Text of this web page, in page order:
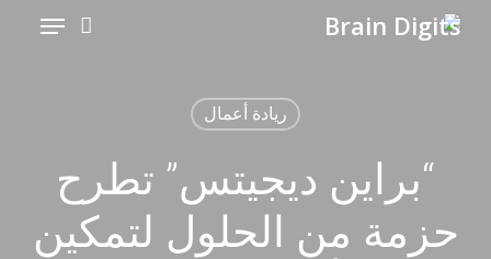
Skip
Menu
ريادة أعمال
“براين ديجيتس” تطرح
حزمة من الحلول لتمكين